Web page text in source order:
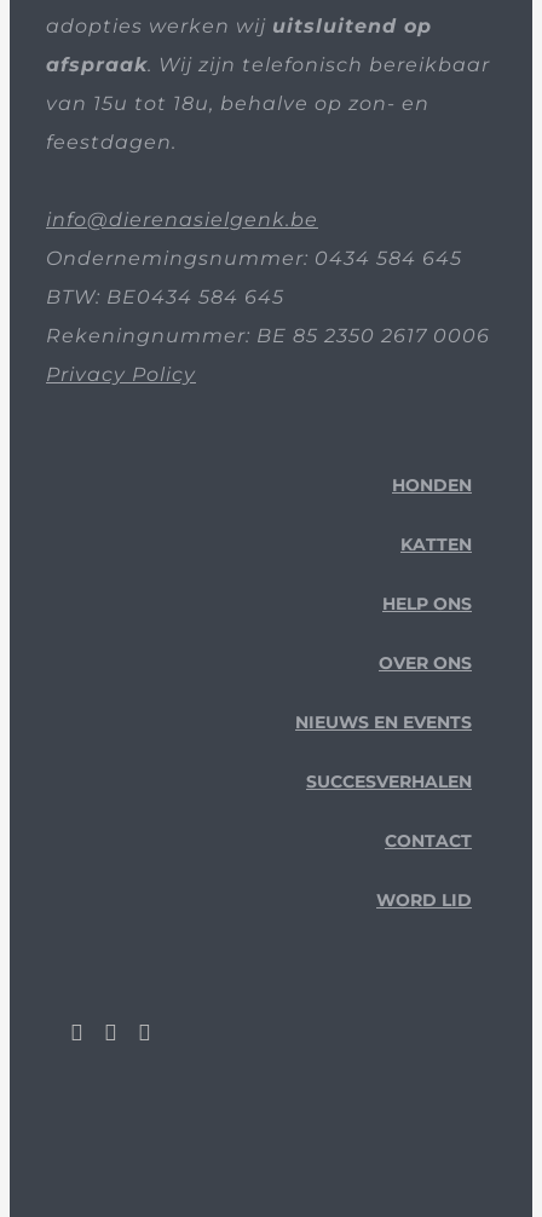
adopties werken wij uitsluitend op
afspraak. Wij zijn telefonisch bereikbaar
van 15u tot 18u, behalve op zon- en
feestdagen.
info@dierenasielgenk.be
Ondernemingsnummer: 0434 584 645
BTW: BE0434 584 645
Rekeningnummer: BE 85 2350 2617 0006
Privacy Policy
HONDEN
KATTEN
HELP ONS
OVER ONS
NIEUWS EN EVENTS
SUCCESVERHALEN
CONTACT
WORD LID